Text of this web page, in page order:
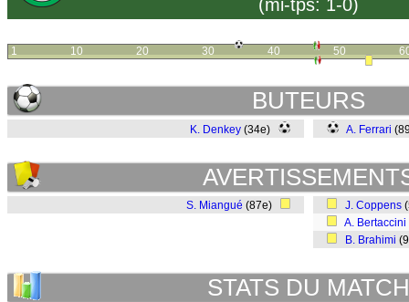
(mi-tps: 1-0)
1 10 20 30 40 50
BUTEURS
K. Denkey (34e) A. Ferrari
S. Miangué (87e) J. Coppens
A. Bertaccini
B. Brahimi
STATS DU MATCH